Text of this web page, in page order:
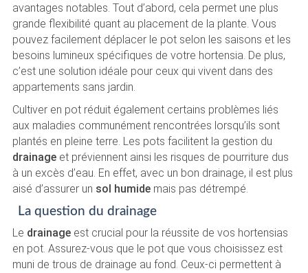
avantages notables. Tout d’abord, cela permet une plus
grande flexibilité quant au placement de la plante. Vous
pouvez facilement déplacer le pot selon les saisons et les
besoins lumineux spécifiques de votre hortensia. De plus,
c’est une solution idéale pour ceux qui vivent dans des
appartements sans jardin.
Cultiver en pot réduit également certains problèmes liés
aux maladies communément rencontrées lorsqu’ils sont
plantés en pleine terre. Les pots facilitent la gestion du
drainageet préviennent ainsi les risques de pourriture dus
à un excès d’eau. En effet, avec un bon drainage, il est plus
aisé d’assurer un sol humidemais pas détrempé.
La question du drainage
Le drainageest crucial pour la réussite de vos hortensias
en pot. Assurez-vous que le pot que vous choisissez est
muni de trous de drainage au fond. Ceux-ci permettent à